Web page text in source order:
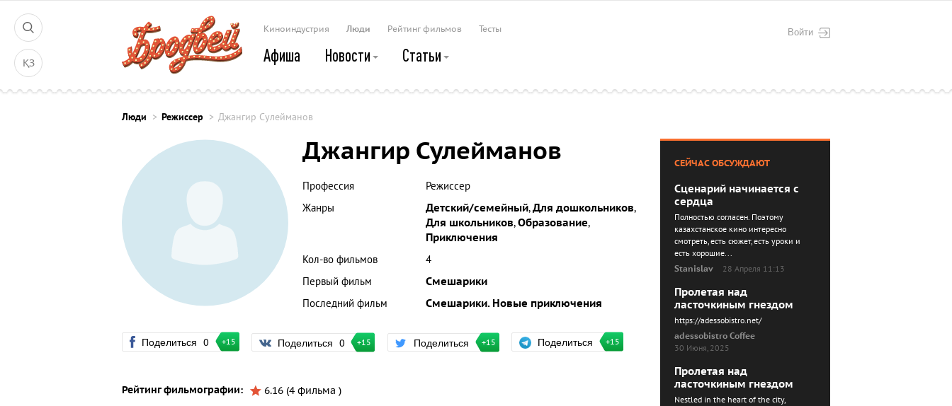
ҚЗ
Войти
Киноиндустрия Люди Рейтинг фильмов Тесты
Афиша Новости Статьи
Люди Режиссер Джангир Сулейманов
Джангир Сулейманов
Профессия
Режиссер
Жанры
Детский/семейный,Для дошкольников,
Для школьников,Образование,
Приключения
Кол-во фильмов
4
Первый фильм
Смешарики
Последний фильм
Смешарики. Новые приключения
Поделиться 0 +15 Поделиться 0 +15 Поделиться +15 Поделиться +15
Рейтинг фильмографии:
6.16 (4 фильма )
СЕЙЧАС ОБСУЖДАЮТ
Сценарий начинается с
сердца
Полностью согласен. Поэтому
казахстанское кино интересно
смотреть, есть сюжет, есть уроки и
есть хорошие...
Stanislav
28 Апреля 11:13
Пролетая над
ласточкиным гнездом
https://adessobistro.net/
adessobistro Coffee
30 Июня, 2025
Пролетая над
ласточкиным гнездом
Nestled in the heart of the city,